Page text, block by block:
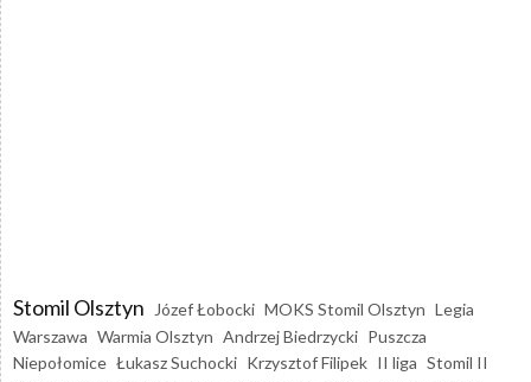
Stomil Olsztyn Józef Łobocki MOKS Stomil Olsztyn Legia
Warszawa Warmia Olsztyn Andrzej Biedrzycki Puszcza
Niepołomice Łukasz Suchocki Krzysztof Filipek II liga Stomil II